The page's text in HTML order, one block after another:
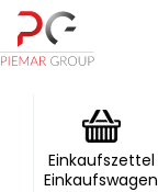
Einkaufszettel
Einkaufswagen